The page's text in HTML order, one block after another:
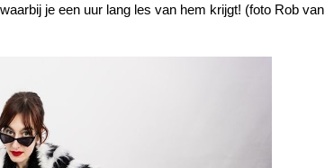
je een uur lang les van hem krijgt! (foto Rob van